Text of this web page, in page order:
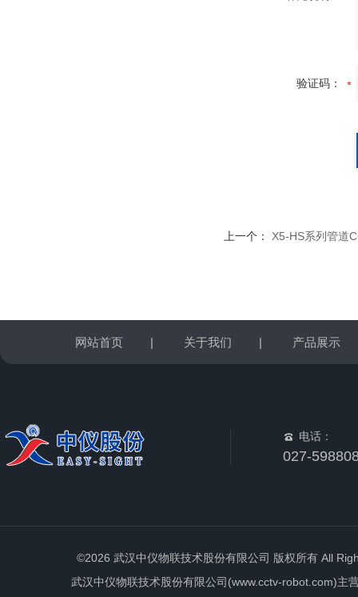
验证码：
上一个： X5-HS系列管道
网站首页 | 关于我们 | 产品展示
电话：
027-
©2026 武汉中仪物联技术股份有限公司 版权所有 All
武汉中仪物联技术股份有限公司(www.cctv-robot.com)主